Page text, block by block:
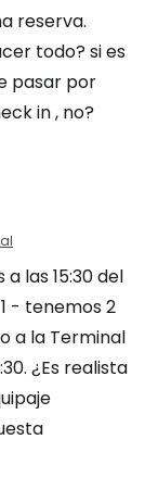
reserva.
todo? si es
pasar por
in , no?
las 15:30 del
- tenemos 2
a la Terminal
¿Es realista